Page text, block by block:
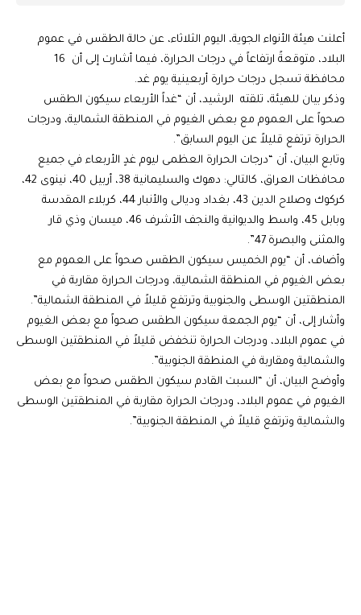
أعلنت هيئة الأنواء الجوية، اليوم الثلاثاء، عن حالة الطقس في عموم
البلاد، متوقعةً ارتفاعاً في درجات الحرارة، فيما أشارت إلى أن 16
محافظة تسجل درجات حرارة أربعينية يوم غد.
وذكر بيان للهيئة، تلقته الرشيد، أن “غداً الأربعاء سيكون الطقس
صحواً على العموم مع بعض الغيوم في المنطقة الشمالية، ودرجات
الحرارة ترتفع قليلاً عن اليوم السابق”.
وتابع البيان، أن “درجات الحرارة العظمى ليوم غدٍ الأربعاء في جميع
محافظات العراق، كالتالي: دهوك والسليمانية 38، أربيل 40، نينوى 42،
كركوك وصلاح الدين 43، بغداد وديالى والأنبار 44، كربلاء المقدسة
وبابل 45، واسط والديوانية والنجف الأشرف 46، ميسان وذي قار
والمثنى والبصرة 47”.
وأضاف، أن “يوم الخميس سيكون الطقس صحواً على العموم مع
بعض الغيوم في المنطقة الشمالية، ودرجات الحرارة مقاربة في
المنطقتين الوسطى والجنوبية وترتفع قليلاً في المنطقة الشمالية”.
وأشار إلى، أن “يوم الجمعة سيكون الطقس صحواً مع بعض الغيوم
في عموم البلاد، ودرجات الحرارة تنخفض قليلاً في المنطقتين الوسطى
والشمالية ومقاربة في المنطقة الجنوبية”.
وأوضح البيان، أن “السبت القادم سيكون الطقس صحواً مع بعض
الغيوم في عموم البلاد، ودرجات الحرارة مقاربة في المنطقتين الوسطى
والشمالية وترتفع قليلاً في المنطقة الجنوبية”.